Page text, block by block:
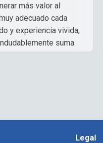
más valor al
adecuado cada
y experiencia vivida,
suma
Legal